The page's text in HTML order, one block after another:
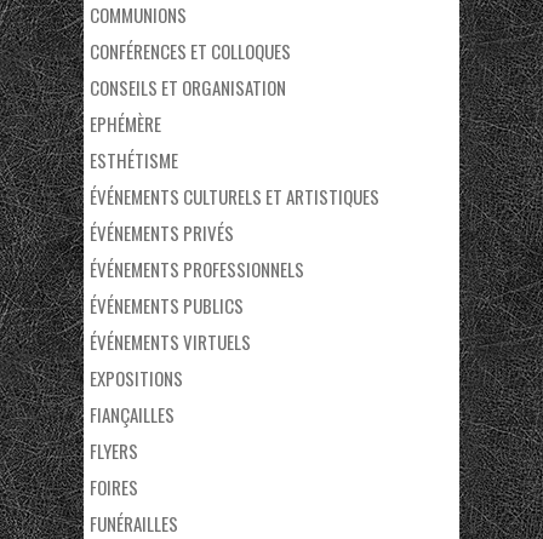
COMMUNIONS
CONFÉRENCES ET COLLOQUES
CONSEILS ET ORGANISATION
EPHÉMÈRE
ESTHÉTISME
ÉVÉNEMENTS CULTURELS ET ARTISTIQUES
ÉVÉNEMENTS PRIVÉS
ÉVÉNEMENTS PROFESSIONNELS
ÉVÉNEMENTS PUBLICS
ÉVÉNEMENTS VIRTUELS
EXPOSITIONS
FIANÇAILLES
FLYERS
FOIRES
FUNÉRAILLES